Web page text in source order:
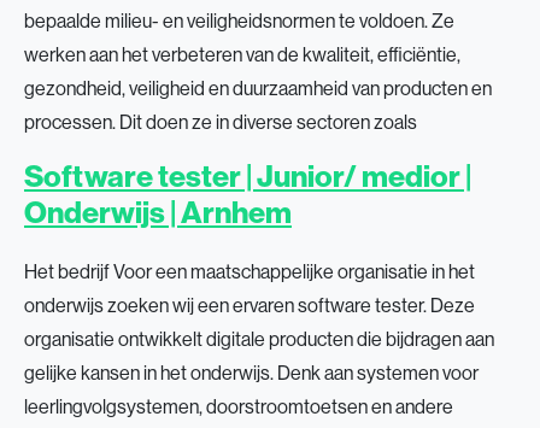
bepaalde milieu- en veiligheidsnormen te voldoen. Ze
werken aan het verbeteren van de kwaliteit, efficiëntie,
gezondheid, veiligheid en duurzaamheid van producten en
processen. Dit doen ze in diverse sectoren zoals
Software tester | Junior/ medior |
Onderwijs | Arnhem
Het bedrijf Voor een maatschappelijke organisatie in het
onderwijs zoeken wij een ervaren software tester. Deze
organisatie ontwikkelt digitale producten die bijdragen aan
gelijke kansen in het onderwijs. Denk aan systemen voor
leerlingvolgsystemen, doorstroomtoetsen en andere